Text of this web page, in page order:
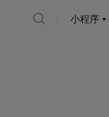
小程序